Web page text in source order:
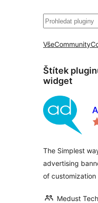
Hledat
VšeCommunity
Štítek
widget
The Simplest
advertising
of customization
Medust